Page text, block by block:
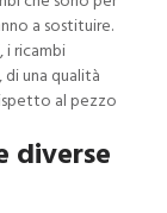
a sostituire.
i ricambi
una qualità
al pezzo
diverse